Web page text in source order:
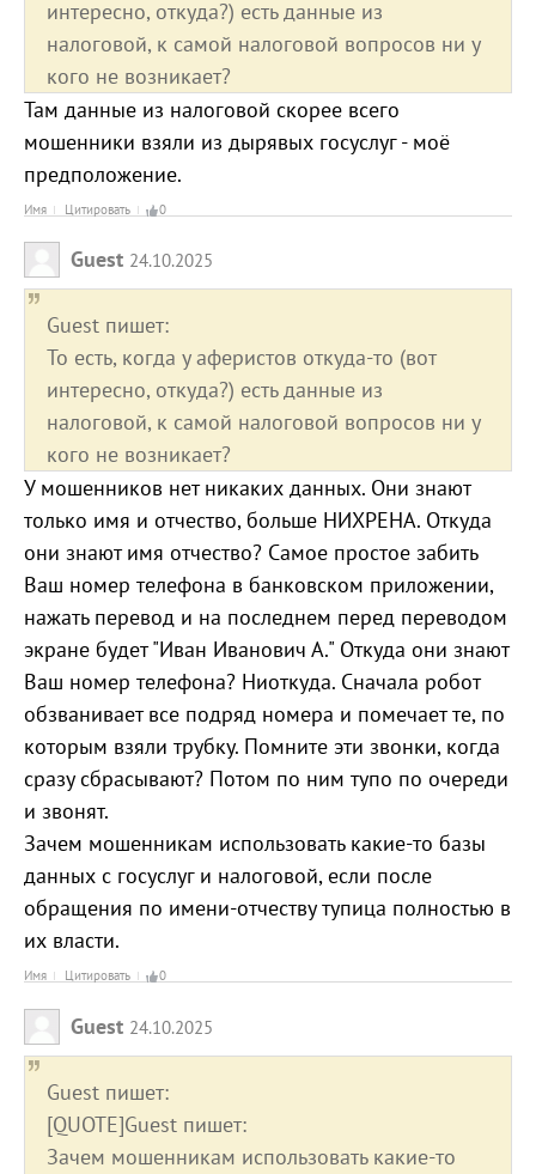
интересно, откуда?) есть данные из
налоговой, к самой налоговой вопросов ни у
кого не возникает?
Там данные из налоговой скорее всего
мошенники взяли из дырявых госуслуг - моё
предположение.
Имя Цитировать 0
Guest 24.10.2025
Guest пишет:
То есть, когда у аферистов откуда-то (вот
интересно, откуда?) есть данные из
налоговой, к самой налоговой вопросов ни у
кого не возникает?
У мошенников нет никаких данных. Они знают
только имя и отчество, больше НИХРЕНА. Откуда
они знают имя отчество? Самое простое забить
Ваш номер телефона в банковском приложении,
нажать перевод и на последнем перед переводом
экране будет "Иван Иванович А." Откуда они знают
Ваш номер телефона? Ниоткуда. Сначала робот
обзванивает все подряд номера и помечает те, по
которым взяли трубку. Помните эти звонки, когда
сразу сбрасывают? Потом по ним тупо по очереди
и звонят.
Зачем мошенникам использовать какие-то базы
данных с госуслуг и налоговой, если после
обращения по имени-отчеству тупица полностью в
их власти.
Имя Цитировать 0
Guest 24.10.2025
Guest пишет:
[QUOTE]Guest пишет:
Зачем мошенникам использовать какие-то